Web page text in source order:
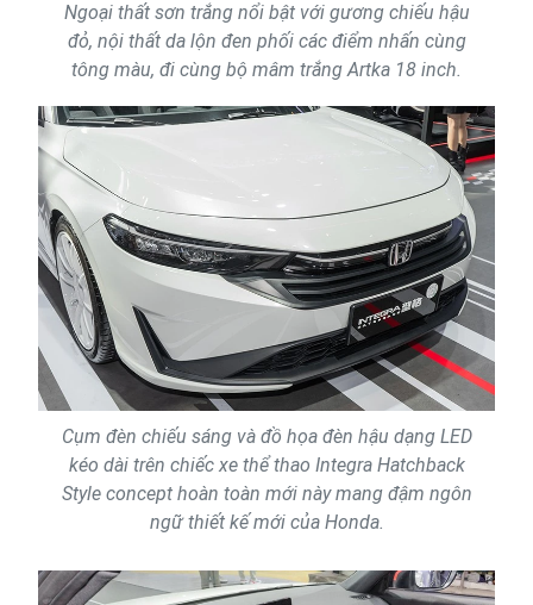
Ngoại thất sơn trắng nổi bật với gương chiếu hậu
đỏ, nội thất da lộn đen phối các điểm nhấn cùng
tông màu, đi cùng bộ mâm trắng Artka 18 inch.
Cụm đèn chiếu sáng và đồ họa đèn hậu dạng LED
kéo dài trên chiếc xe thể thao Integra Hatchback
Style concept hoàn toàn mới này mang đậm ngôn
ngữ thiết kế mới của Honda.